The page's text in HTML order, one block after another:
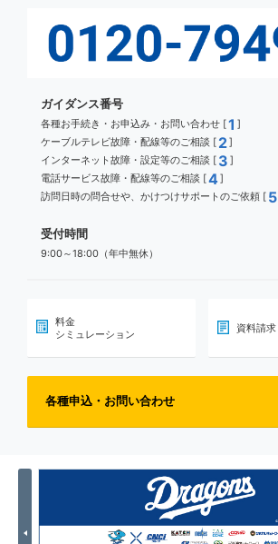
ガイダンス番号
各種お手続き・お申込み・お問い合わせ [1 ]
ケーブルテレビ故障・配線等のご相談 [ 2]
インターネット故障・設定等のご相談 [ 3 ]
電話サービス故障・配線等のご相談 [4]
訪問日時の問合せや、かけつけサポートのご依頼 [ 5
受付時間
9:00～18:00（年中無休）
料金
シミュレーション
資料請求
各種申込・お問い合わせ
Previous